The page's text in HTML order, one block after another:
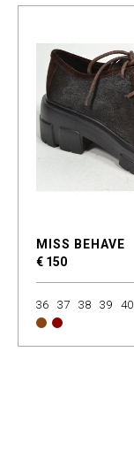
MISS BEHAVE
€ 150
36 37 38 39 40